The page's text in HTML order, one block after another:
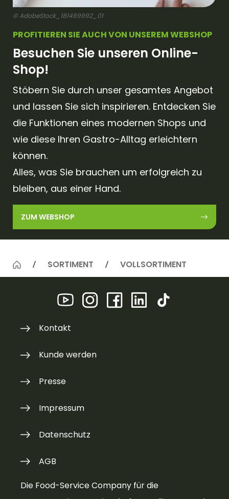
© AdobeStock_181469992_01
PROFITIEREN SIE AUCH VON UNSEREM WEBSHOP
Besuchen Sie unseren Online-
Shop!
Stöbern Sie durch unser gesamtes Angebot
und lassen Sie sich inspirieren. Entdecken Sie
die Funktionen eines modernen Shops und
wie diese Ihren Gastro-Alltag erleichtern
können.
Alles, was Sie brauchen um erfolgreich zu
bleiben, aus einer Hand.
ZUM WEBSHOP
SORTIMENT VOLLSORTIMENT
Die Food-Service Company für die
Kontakt
Kunde werden
Presse
Impressum
Datenschutz
AGB